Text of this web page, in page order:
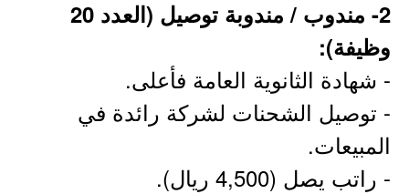
2- مندوب / مندوبة توصيل (العدد 20
وظيفة):
- شهادة الثانوية العامة فأعلى.
- توصيل الشحنات لشركة رائدة في
المبيعات.
- راتب يصل (4,500 ريال).